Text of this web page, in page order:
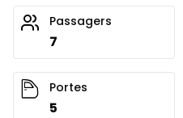
Passagers
7
Portes
5